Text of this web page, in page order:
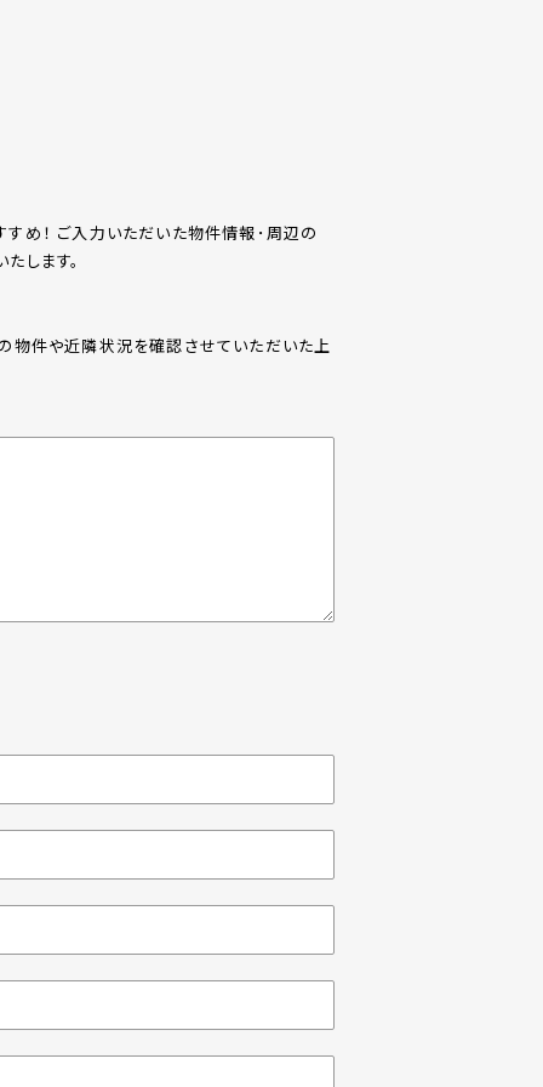
め！ ご入力いただいた物件情報･周辺の
します。
物件や近隣状況を確認させていただいた上